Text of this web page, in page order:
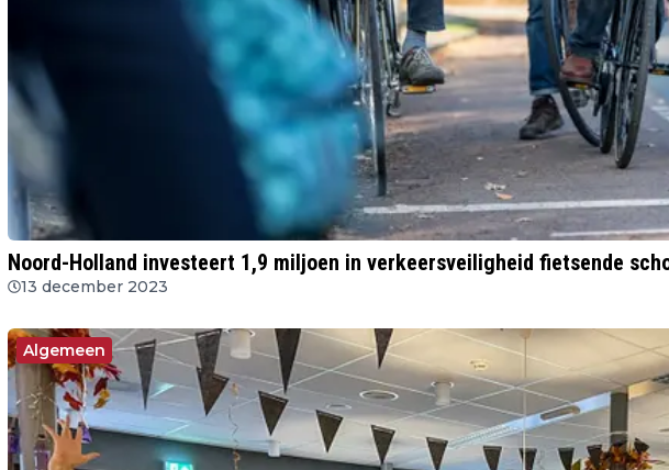
Noord-Holland investeert 1,9 miljoen in verkeersveiligheid fietsende
13 december 2023
Algemeen